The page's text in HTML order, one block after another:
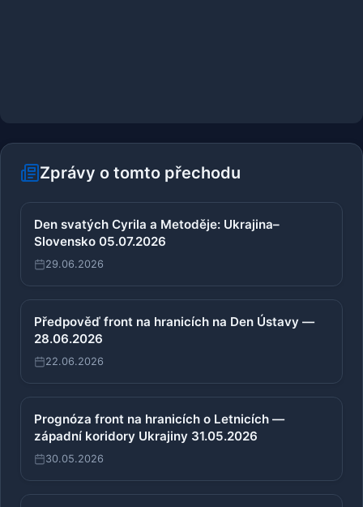
Zprávy o tomto přechodu
Den svatých Cyrila a Metoděje: Ukrajina–
Slovensko 05.07.2026
29.06.2026
Předpověď front na hranicích na Den Ústavy —
28.06.2026
22.06.2026
Prognóza front na hranicích o Letnicích —
západní koridory Ukrajiny 31.05.2026
30.05.2026